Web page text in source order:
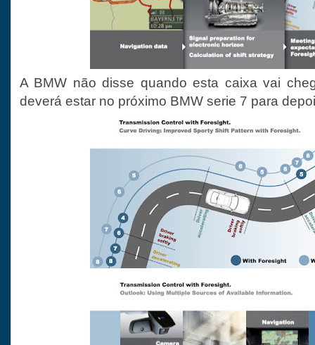
A BMW não disse quando esta caixa vai
deverá estar no próximo BMW serie 7 para